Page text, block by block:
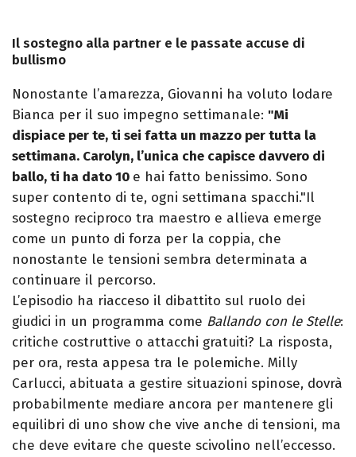
Il sostegno alla partner e le passate accuse di
bullismo
Nonostante l’amarezza, Giovanni ha voluto lodare
Bianca per il suo impegno settimanale: "Mi
dispiace per te, ti sei fatta un mazzo per tutta la
settimana. Carolyn, l’unica che capisce davvero di
ballo, ti ha dato 10 e hai fatto benissimo. Sono
super contento di te, ogni settimana spacchi."Il
sostegno reciproco tra maestro e allieva emerge
come un punto di forza per la coppia, che
nonostante le tensioni sembra determinata a
continuare il percorso.
L’episodio ha riacceso il dibattito sul ruolo dei
giudici in un programma come Ballando con le Stelle:
critiche costruttive o attacchi gratuiti? La risposta,
per ora, resta appesa tra le polemiche. Milly
Carlucci, abituata a gestire situazioni spinose, dovrà
probabilmente mediare ancora per mantenere gli
equilibri di uno show che vive anche di tensioni, ma
che deve evitare che queste scivolino nell’eccesso.